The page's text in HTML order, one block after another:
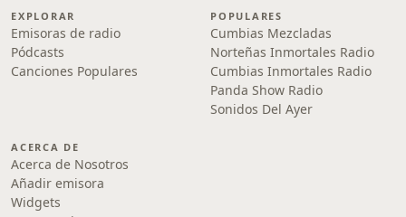
EXPLORAR
Emisoras de radio
Pódcasts
Canciones Populares
POPULARES
Cumbias Mezcladas
Norteñas Inmortales Radio
Cumbias Inmortales Radio
Panda Show Radio
Sonidos Del Ayer
ACERCA DE
Acerca de Nosotros
Añadir emisora
Widgets